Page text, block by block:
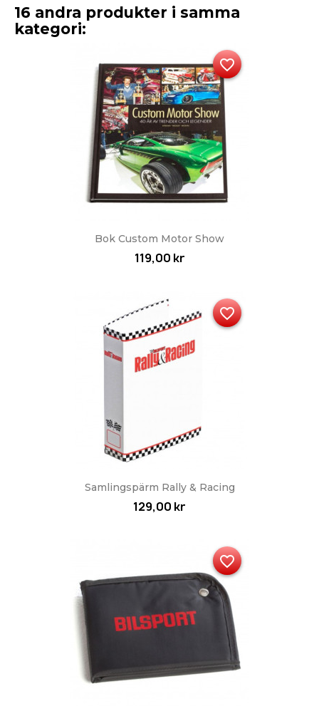
16 andra produkter i samma
kategori:
Bok Custom Motor Show
119,00 kr
favorite_border
Samlingspärm Rally & Racing
129,00 kr
favorite_border
favorite_border